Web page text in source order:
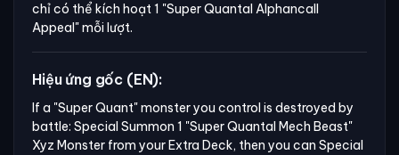
chỉ có thể kích hoạt 1 "Super Quantal Alphancall
Appeal"mỗi lượt.
Hiệu ứng gốc (EN):
If a "Super Quant" monster you control is destroyed by
battle: Special Summon 1 "Super Quantal Mech Beast"
Xyz Monster from your Extra Deck, then you can Special